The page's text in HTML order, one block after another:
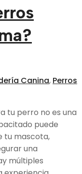
Canina, Perros
tu perro no es una
puede
tu mascota,
una
múltiples